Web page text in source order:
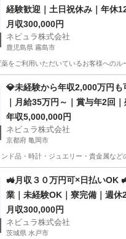
経験歓迎｜土日祝休み｜年休
｜ルート営業｜全国募集
月収300,000円
ネビュラ株式会社
鹿児島県 霧島市
をご利用いただいているお客様への
営業 未経験
💎未経験から年収2,000万円も
｜月給35万円～｜賞与年2回
募集｜買取営業／92274
年収5,000,000円
ネビュラ株式会社
京都府 亀岡市
ド品・時計・ジュエリー・貴金属な
営業 未経験
🚜月収３０万円可×日払いOK
業｜未経験OK｜寮完備｜週休
月収300,000円
ネビュラ株式会社
茨城県 水戸市